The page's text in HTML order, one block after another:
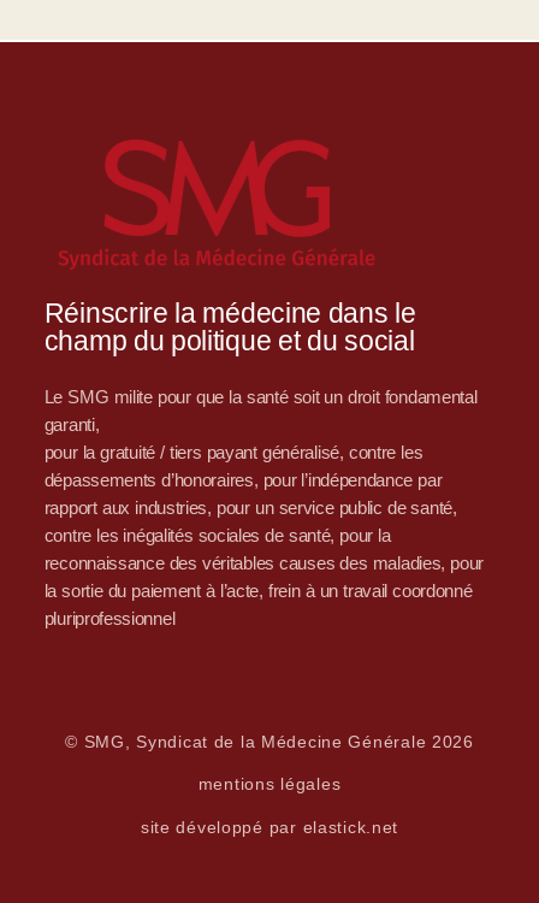
Réinscrire la médecine dans le
champ du politique et du social
Le SMG milite pour que la santé soit un droit fondamental
garanti,
pour la gratuité / tiers payant généralisé, contre les
dépassements d’honoraires, pour l’indépendance par
rapport aux industries, pour un service public de santé,
contre les inégalités sociales de santé, pour la
reconnaissance des véritables causes des maladies, pour
la sortie du paiement à l’acte, frein à un travail coordonné
pluriprofessionnel
© SMG, Syndicat de la Médecine Générale 2026
mentions légales
site développé par elastick.net